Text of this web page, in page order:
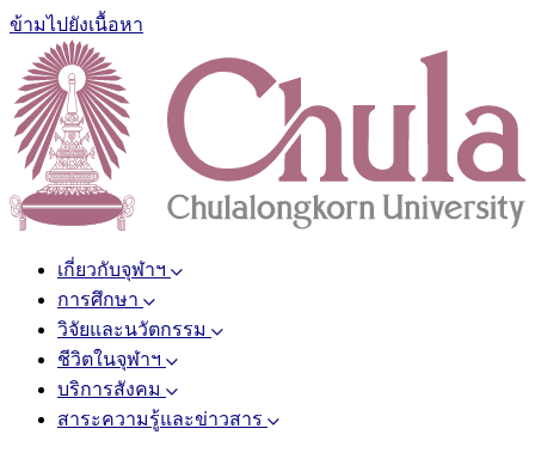
ข้ามไปยังเนื้อหา
เกี่ยวกับจุฬาฯ
การศึกษา
วิจัยและนวัตกรรม
ชีวิตในจุฬาฯ
บริการสังคม
สาระความรู้และข่าวสาร